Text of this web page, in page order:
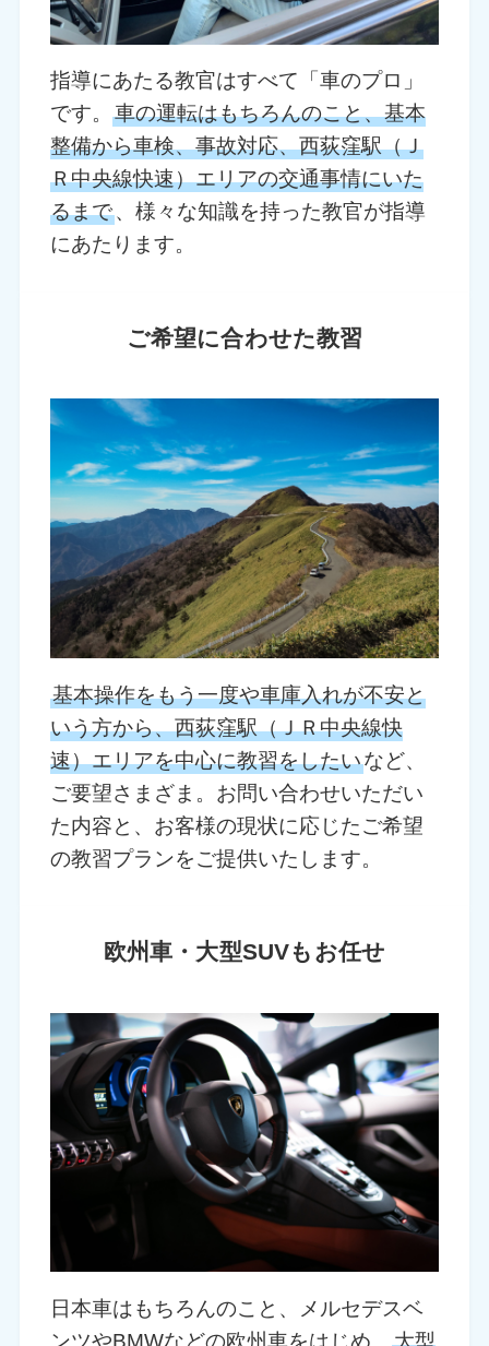
指導にあたる教官はすべて「車のプロ」
です。車の運転はもちろんのこと、基本
整備から車検、事故対応、西荻窪駅（Ｊ
Ｒ中央線快速）エリアの交通事情にいた
るまで、様々な知識を持った教官が指導
にあたります。
ご希望に合わせた教習
基本操作をもう一度や車庫入れが不安と
いう方から、西荻窪駅（ＪＲ中央線快
速）エリアを中心に教習をしたいなど、
ご要望さまざま。お問い合わせいただい
た内容と、お客様の現状に応じたご希望
の教習プランをご提供いたします。
欧州車・大型SUVもお任せ
日本車はもちろんのこと、メルセデスベ
ンツやBMWなどの欧州車をはじめ、大型